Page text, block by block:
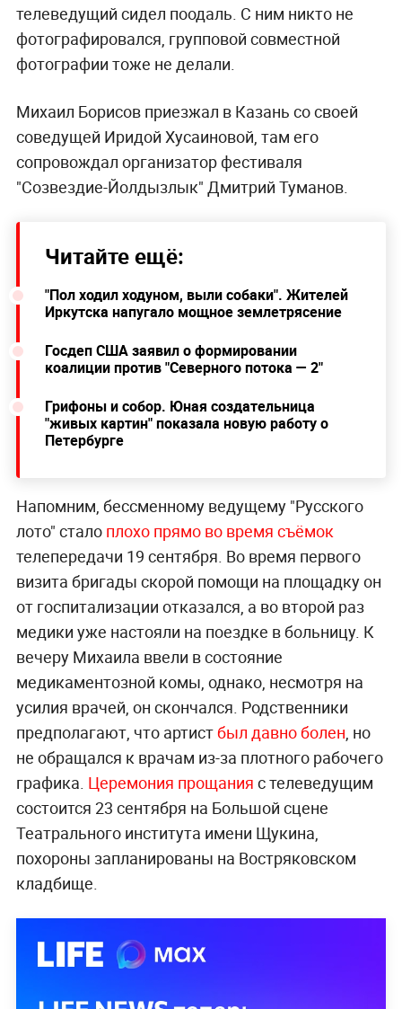
телеведущий сидел поодаль. С ним никто не
фотографировался, групповой совместной
фотографии тоже не делали.
Михаил Борисов приезжал в Казань со своей
соведущей Иридой Хусаиновой, там его
сопровождал организатор фестиваля
"Созвездие-Йолдызлык" Дмитрий Туманов.
Читайте ещё:
"Пол ходил ходуном, выли собаки". Жителей
Иркутска напугало мощное землетрясение
Госдеп США заявил о формировании
коалиции против "Северного потока — 2"
Грифоны и собор. Юная создательница
"живых картин" показала новую работу о
Петербурге
Напомним, бессменному ведущему "Русского
лото" стало плохо прямо во время съёмок
телепередачи 19 сентября. Во время первого
визита бригады скорой помощи на площадку он
от госпитализации отказался, а во второй раз
медики уже настояли на поездке в больницу. К
вечеру Михаила ввели в состояние
медикаментозной комы, однако, несмотря на
усилия врачей, он скончался. Родственники
предполагают, что артистбыл давно болен, но
не обращался к врачам из-за плотного рабочего
графика. Церемония прощания с телеведущим
состоится 23 сентября на Большой сцене
Театрального института имени Щукина,
похороны запланированы на Востряковском
кладбище.